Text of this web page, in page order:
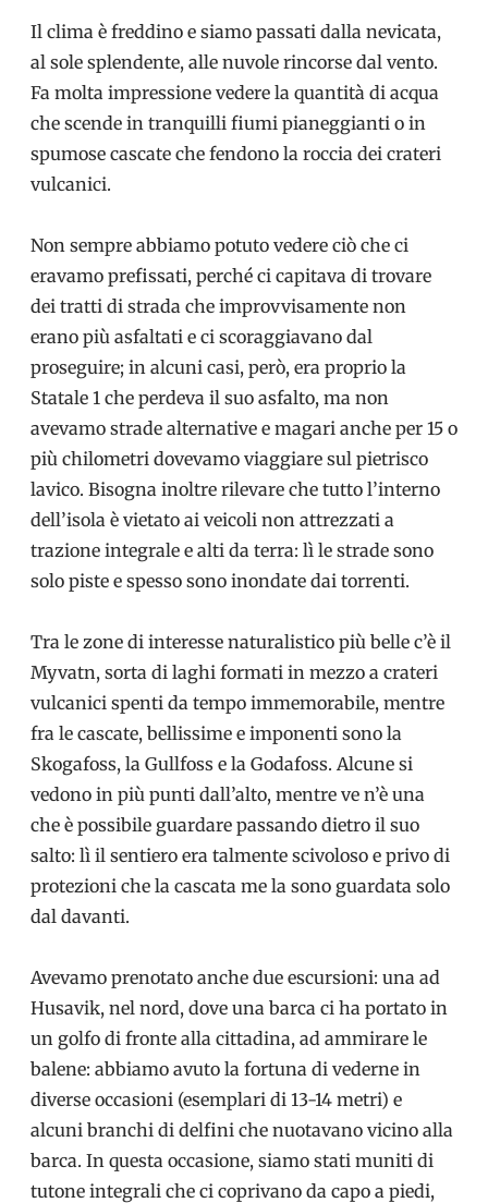
Il clima è freddino e siamo passati dalla nevicata,
al sole splendente, alle nuvole rincorse dal vento.
Fa molta impressione vedere la quantità di acqua
che scende in tranquilli fiumi pianeggianti o in
spumose cascate che fendono la roccia dei crateri
vulcanici.
Non sempre abbiamo potuto vedere ciò che ci
eravamo prefissati, perché ci capitava di trovare
dei tratti di strada che improvvisamente non
erano più asfaltati e ci scoraggiavano dal
proseguire; in alcuni casi, però, era proprio la
Statale 1 che perdeva il suo asfalto, ma non
avevamo strade alternative e magari anche per 15 o
più chilometri dovevamo viaggiare sul pietrisco
lavico. Bisogna inoltre rilevare che tutto l’interno
dell’isola è vietato ai veicoli non attrezzati a
trazione integrale e alti da terra: lì le strade sono
solo piste e spesso sono inondate dai torrenti.
Tra le zone di interesse naturalistico più belle c’è il
Myvatn, sorta di laghi formati in mezzo a crateri
vulcanici spenti da tempo immemorabile, mentre
fra le cascate, bellissime e imponenti sono la
Skogafoss, la Gullfoss e la Godafoss. Alcune si
vedono in più punti dall’alto, mentre ve n’è una
che è possibile guardare passando dietro il suo
salto: lì il sentiero era talmente scivoloso e privo di
protezioni che la cascata me la sono guardata solo
dal davanti.
Avevamo prenotato anche due escursioni: una ad
Husavik, nel nord, dove una barca ci ha portato in
un golfo di fronte alla cittadina, ad ammirare le
balene: abbiamo avuto la fortuna di vederne in
diverse occasioni (esemplari di 13-14 metri) e
alcuni branchi di delfini che nuotavano vicino alla
barca. In questa occasione, siamo stati muniti di
tutone integrali che ci coprivano da capo a piedi,